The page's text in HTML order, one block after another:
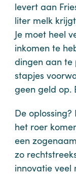
levert aan
liter melk
Je moet heel
inkomen te
dingen aan te
stapjes
geen geld op.
De
het roer
een
zo
innovatie veel